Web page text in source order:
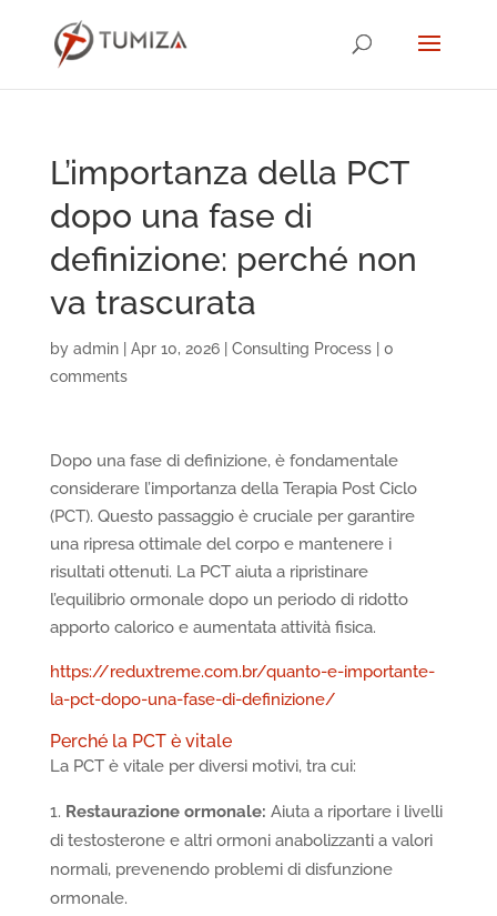
L’importanza della PCT
dopo una fase di
definizione: perché non
va trascurata
by admin| Apr 10, 2026| Consulting Process| 0
comments
Dopo una fase di definizione, è fondamentale
considerare l’importanza della Terapia Post Ciclo
(PCT). Questo passaggio è cruciale per garantire
una ripresa ottimale del corpo e mantenere i
risultati ottenuti. La PCT aiuta a ripristinare
l’equilibrio ormonale dopo un periodo di ridotto
apporto calorico e aumentata attività fisica.
https://reduxtreme.com.br/quanto-e-importante-
la-pct-dopo-una-fase-di-definizione/
Perché la PCT è vitale
La PCT è vitale per diversi motivi, tra cui:
Restaurazione ormonale: Aiuta a riportare i livelli
di testosterone e altri ormoni anabolizzanti a valori
normali, prevenendo problemi di disfunzione
ormonale.